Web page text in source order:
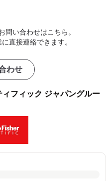
問い合わせはこちら。
直接連絡できます。
わせ
フィック ジャパングルー